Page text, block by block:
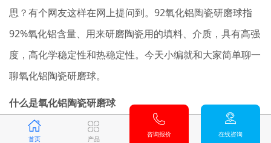
首页 产品
咨询报价 在线咨询
思？有个网友这样在网上提问到。92氧化铝陶瓷研磨球指
92%氧化铝含量、用来研磨陶瓷用的填料、介质，具有高强
度，高化学稳定性和热稳定性。今天小编就和大家简单聊一
聊氧化铝陶瓷研磨球。
什么是氧化铝陶瓷研磨球
氧化铝陶瓷 是一种以氧化铝材料为主加工生产的一种